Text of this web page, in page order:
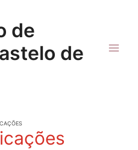
de
de